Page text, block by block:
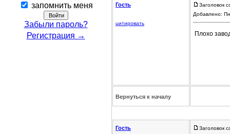
запомнить меня
Забыли пароль?
Регистрация →
Гость
цитировать
Заголовок
Добавлено:
Плохо
Вернуться к началу
Гость
Заголовок